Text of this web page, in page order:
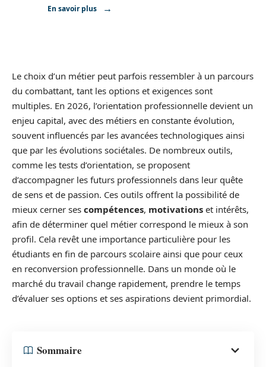
En savoir plus
Le choix d’un métier peut parfois ressembler à un parcours
du combattant, tant les options et exigences sont
multiples. En 2026, l’orientation professionnelle devient un
enjeu capital, avec des métiers en constante évolution,
souvent influencés par les avancées technologiques ainsi
que par les évolutions sociétales. De nombreux outils,
comme les tests d’orientation, se proposent
d’accompagner les futurs professionnels dans leur quête
de sens et de passion. Ces outils offrent la possibilité de
mieux cerner ses compétences, motivations et intérêts,
afin de déterminer quel métier correspond le mieux à son
profil. Cela revêt une importance particulière pour les
étudiants en fin de parcours scolaire ainsi que pour ceux
en reconversion professionnelle. Dans un monde où le
marché du travail change rapidement, prendre le temps
d’évaluer ses options et ses aspirations devient primordial.
Sommaire